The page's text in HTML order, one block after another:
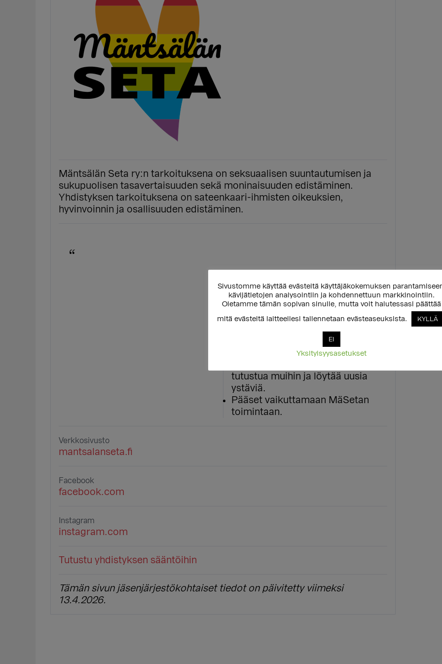
Mäntsälän Seta ry:n tarkoituksena on seksuaalisen suuntautumisen ja
sukupuolisen tasavertaisuuden sekä moninaisuuden edistäminen.
Yhdistyksen tarkoituksena on sateenkaari-ihmisten oikeuksien,
hyvinvoinnin ja osallisuuden edistäminen.
Miksi liittyä Mäntsälän Setan
jäseneksi?
Tuet tasa-arvotyötä ja
sateenkaarevaa toimintaa!
Jäsenet saavat rahanarvoisia etuja
MäSetan tapahtumiin.
tutustua muihin ja löytää uusia
ystäviä.
Pääset vaikuttamaan MäSetan
toimintaan.
Verkkosivusto
mantsalanseta.fi
Facebook
facebook.com
Instagram
instagram.com
Tutustu yhdistyksen sääntöihin
Tämän sivun jäsenjärjestökohtaiset tiedot on päivitetty viimeksi
13.4.2026.
Sivustomme käyttää evästeitä käyttäjäkokemuksen
kävijätietojen analysointiin ja kohdennettuun markkinointiin.
Oletamme tämän sopivan sinulle, mutta voit halutessasi päättää
mitä evästeitä laitteellesi tallennetaan evästeaseuksista.
KYLLÄ
EI
Yksityisyysasetukset